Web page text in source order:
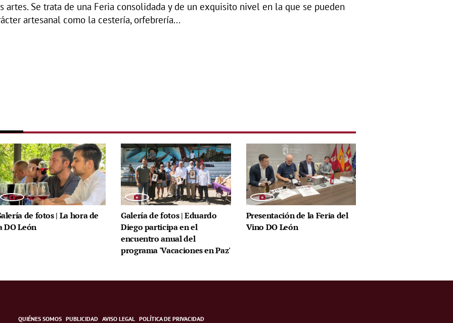
artes. Se trata de una Feria consolidada y de un exquisito nivel en la que se pueden
artesanal como la cestería, orfebrería...
de fotos | La hora de
DO León
Galería de fotos | Eduardo
Diego participa en el
encuentro anual del
programa 'Vacaciones en Paz'
Presentación de la Feria del
Vino DO León
QUIÉNES SOMOS PUBLICIDAD AVISO LEGAL POLÍTICA DE PRIVACIDAD